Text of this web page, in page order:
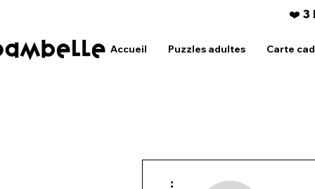
❤️ 3
Accueil Puzzles adultes Carte